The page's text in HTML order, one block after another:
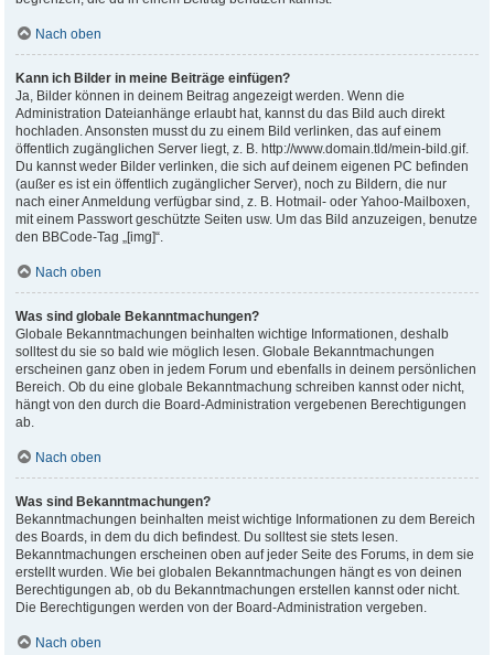
Nach oben
Kann ich Bilder in meine Beiträge einfügen?
Ja, Bilder können in deinem Beitrag angezeigt werden. Wenn die
Administration Dateianhänge erlaubt hat, kannst du das Bild auch direkt
hochladen. Ansonsten musst du zu einem Bild verlinken, das auf einem
öffentlich zugänglichen Server liegt, z. B. http://www.domain.tld/mein-bild.gif.
Du kannst weder Bilder verlinken, die sich auf deinem eigenen PC befinden
(außer es ist ein öffentlich zugänglicher Server), noch zu Bildern, die nur
nach einer Anmeldung verfügbar sind, z. B. Hotmail- oder Yahoo-Mailboxen,
mit einem Passwort geschützte Seiten usw. Um das Bild anzuzeigen, benutze
den BBCode-Tag „[img]“.
Nach oben
Was sind globale Bekanntmachungen?
Globale Bekanntmachungen beinhalten wichtige Informationen, deshalb
solltest du sie so bald wie möglich lesen. Globale Bekanntmachungen
erscheinen ganz oben in jedem Forum und ebenfalls in deinem persönlichen
Bereich. Ob du eine globale Bekanntmachung schreiben kannst oder nicht,
hängt von den durch die Board-Administration vergebenen Berechtigungen
ab.
Nach oben
Was sind Bekanntmachungen?
Bekanntmachungen beinhalten meist wichtige Informationen zu dem Bereich
des Boards, in dem du dich befindest. Du solltest sie stets lesen.
Bekanntmachungen erscheinen oben auf jeder Seite des Forums, in dem sie
erstellt wurden. Wie bei globalen Bekanntmachungen hängt es von deinen
Berechtigungen ab, ob du Bekanntmachungen erstellen kannst oder nicht.
Die Berechtigungen werden von der Board-Administration vergeben.
Nach oben